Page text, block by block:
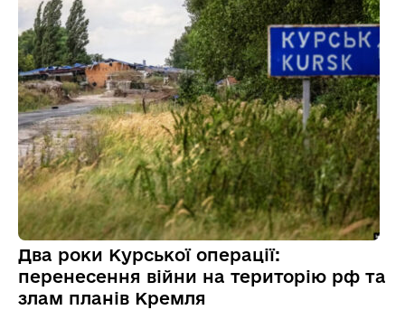
Два роки Курської операції:
перенесення війни на територію рф та
злам планів Кремля